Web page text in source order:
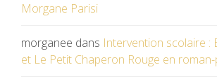
Morgane Parisi
morganee dans Intervention scolaire :
et Le Petit Chaperon Rouge en